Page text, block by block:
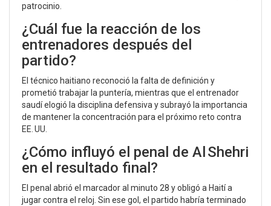
patrocinio.
¿Cuál fue la reacción de los
entrenadores después del
partido?
El técnico haitiano reconoció la falta de definición y
prometió trabajar la puntería, mientras que el entrenador
saudí elogió la disciplina defensiva y subrayó la importancia
de mantener la concentración para el próximo reto contra
EE. UU.
¿Cómo influyó el penal de Al Shehri
en el resultado final?
El penal abrió el marcador al minuto 28 y obligó a Haití a
jugar contra el reloj. Sin ese gol, el partido habría terminado